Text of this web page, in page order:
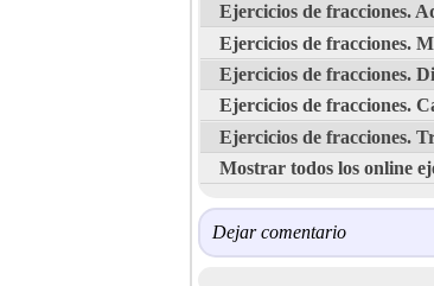
Ejercicios de fracciones.
Ejercicios de fracciones.
Ejercicios de fracciones.
Ejercicios de fracciones.
Ejercicios de fracciones.
Mostrar todos los online
Dejar comentario